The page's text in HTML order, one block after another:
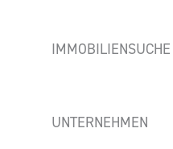
IMMOBILIENSUCHE
UNTERNEHMEN
„GIRARDET-
DACHTERRASSE